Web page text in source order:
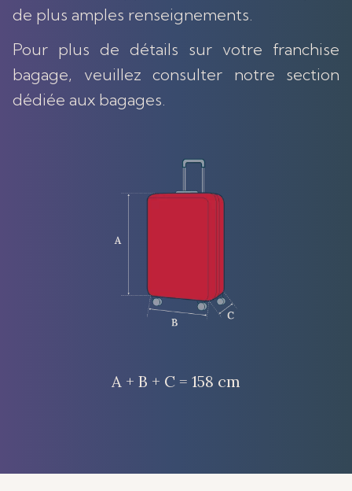
de plus amples renseignements.
Pour plus de détails sur votre franchise
bagage, veuillez consulter notre section
dédiée aux bagages.
A + B + C = 158 cm